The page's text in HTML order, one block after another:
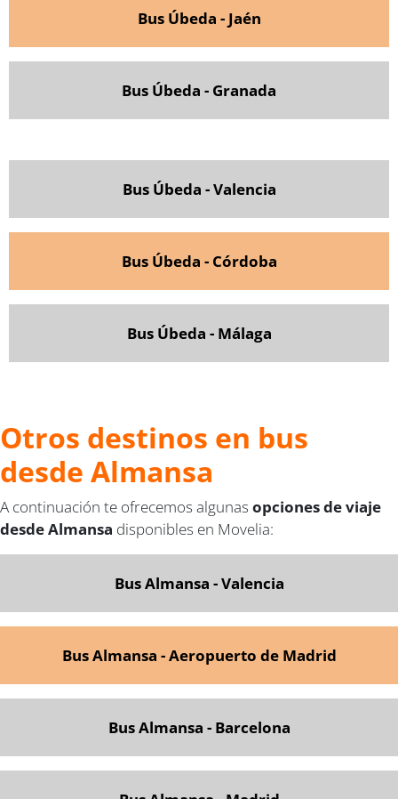
Bus Úbeda - Jaén
Bus Úbeda - Granada
Bus Úbeda - Valencia
Bus Úbeda - Córdoba
Bus Úbeda - Málaga
Otros destinos en bus
desde Almansa
A continuación te ofrecemos algunas opciones de viaje
desde Almansa disponibles en Movelia:
Bus Almansa - Valencia
Bus Almansa - Aeropuerto de Madrid
Bus Almansa - Barcelona